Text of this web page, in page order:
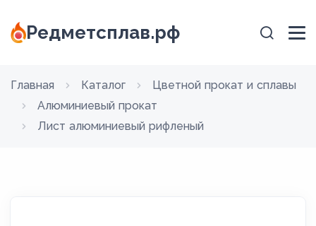
Редметсплав.рф
Главная Каталог
Цветной прокат и сплавы
Алюминиевый прокат
Лист алюминиевый рифленый